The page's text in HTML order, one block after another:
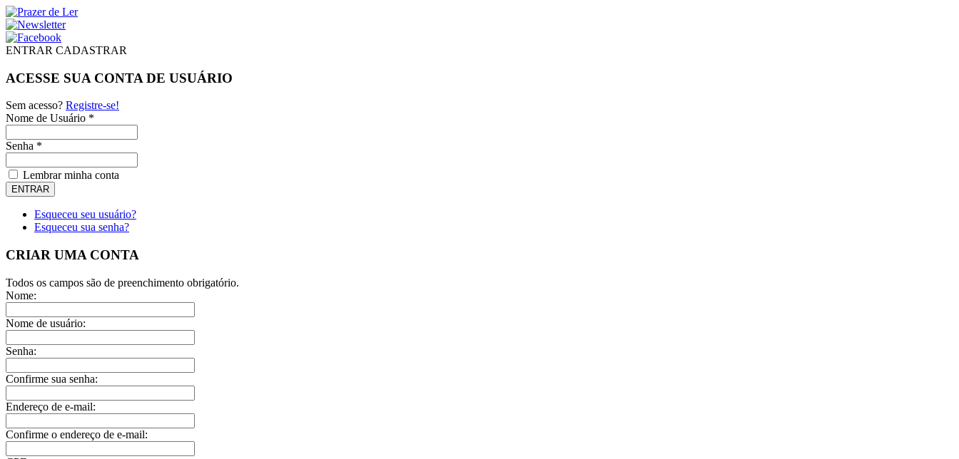
ENTRAR CADASTRAR
ACESSE SUA CONTA DE USUÁRIO
Sem acesso? Registre-se!
Nome de Usuário *
Senha *
Lembrar minha conta
Esqueceu seu usuário?
Esqueceu sua senha?
CRIAR UMA CONTA
Todos os campos são de preenchimento obrigatório.
Nome:
Nome de usuário:
Senha:
Confirme sua senha:
Endereço de e-mail:
Confirme o endereço de e-mail: